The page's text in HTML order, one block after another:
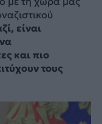
είναι
και πιο
τους